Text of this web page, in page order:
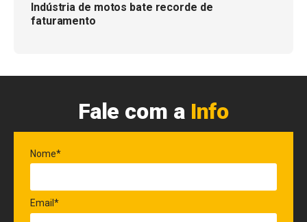
Indústria de motos bate recorde de
faturamento
Fale com a Info
Nome*
Email*